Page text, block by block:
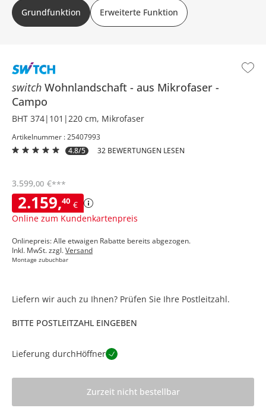
switch Wohnlandschaft
aus Mikrofaser
Campo
BHT 374|101|220 cm, Mikrofaser
Artikelnummer : 25407993
4.8/5
32 BEWERTUNGEN LESEN
2.159,40 €
Online zum Kundenkartenpreis
3.599,00 €***
Onlinepreis: Alle etwaigen Rabatte bereits abgezogen.
Inkl. MwSt. zzgl.Versand
Montage zubuchbar
Grundfunktion: Kopfteilverstellung, erweiterte Funktion: Vorziehsitz
motorisch, manuelle Kopfteilverstellung
Grundfunktion Erweiterte Funktion
Liefern wir auch zu Ihnen? Prüfen Sie Ihre Postleitzahl.
BITTE POSTLEITZAHL EINGEBEN
Lieferung durchHöffner
Zurzeit nicht bestellbar